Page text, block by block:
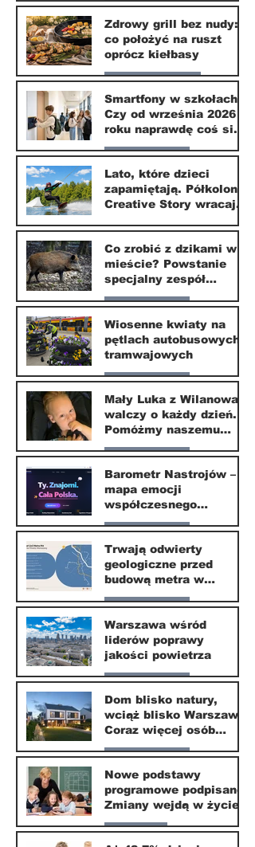
Nasze miasto
3 lip
Zdrowy grill bez nudy:
co położyć na ruszt
oprócz kiełbasy
Zdrowie i uroda
1 lip
Smartfony w szkołach.
Czy od września 2026
roku naprawdę coś się
zmieni?
Nasze miasto
1 lip
Lato, które dzieci
zapamiętają. Półkolonie
Creative Story wracają
20 kwi
Co zrobić z dzikami w
mieście? Powstanie
specjalny zespół
ekspertów
Nasze miasto
20 kwi
Wiosenne kwiaty na
pętlach autobusowych i
tramwajowych
Nasze miasto
20 kwi
Mały Luka z Wilanowa
walczy o każdy dzień.
Pomóżmy naszemu
małemu sąsiadowi
odzyskać dzieciństwo
Nasze miasto
30 mar
Barometr Nastrojów –
mapa emocji
współczesnego
społeczeństwa
Nasze miasto
30 mar
Trwają odwierty
geologiczne przed
budową metra w
Wilanowie
Nasze miasto
24 mar
Warszawa wśród
liderów poprawy
jakości powietrza
Nasze miasto
24 mar
Dom blisko natury,
wciąż blisko Warszawy.
Coraz więcej osób
wybiera ten kierunek
Nasze miasto
20 mar
Nowe podstawy
programowe podpisane.
Zmiany wejdą w życie
od września 2026
Edukacja